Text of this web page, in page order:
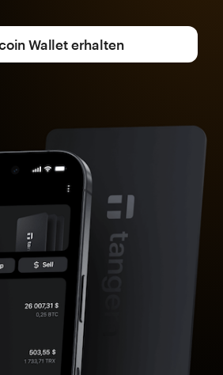
Wallet erhalten